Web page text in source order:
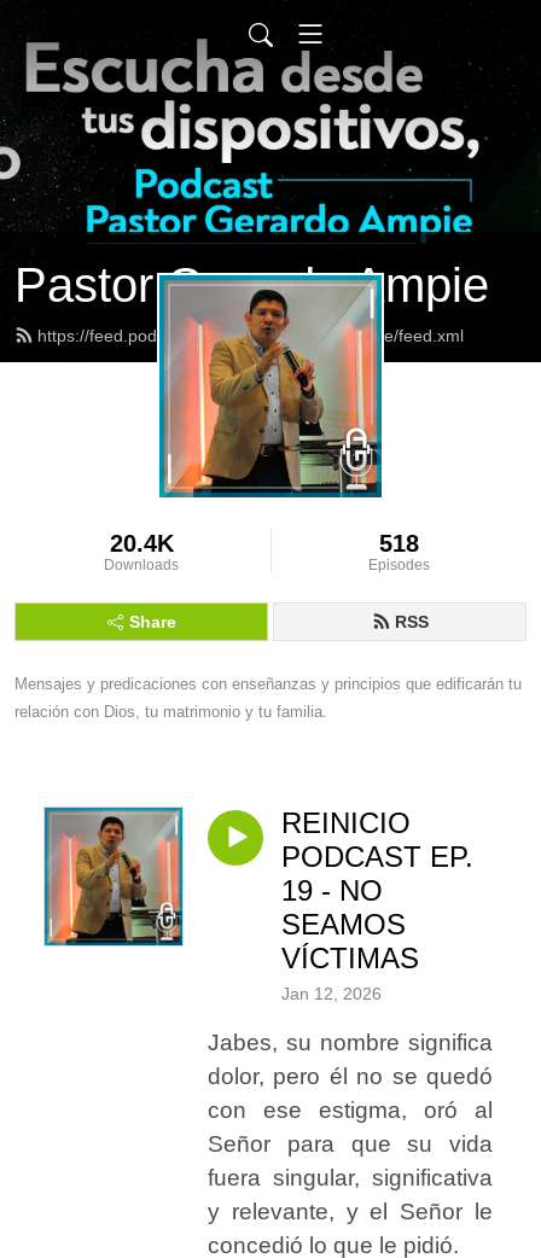
Pastor Gerardo Ampie
https://feed.podbean.com/pastorgerardoampie/feed.xml
20.4K
Downloads
518
Episodes
Share RSS
Mensajes y predicaciones con enseñanzas y principios que edificarán tu
relación con Dios, tu matrimonio y tu familia.
REINICIO
PODCAST EP.
19 - NO
SEAMOS
VÍCTIMAS
Jan 12, 2026
Jabes, su nombre significa
dolor, pero él no se quedó
con ese estigma, oró al
Señor para que su vida
fuera singular, significativa
y relevante, y el Señor le
concedió lo que le pidió.